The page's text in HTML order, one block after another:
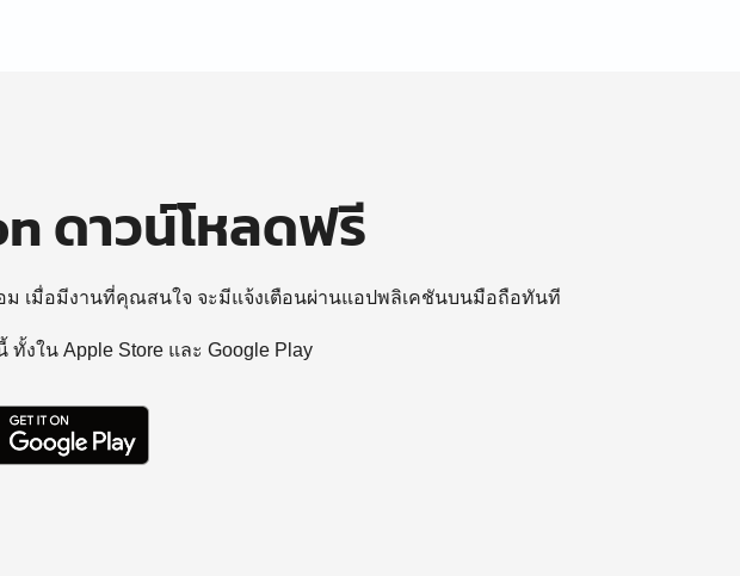
ดาวน์โหลดฟรี
ม เมื่อมีงานที่คุณสนใจ จะมีแจ้งเตือนผ่านแอปพลิเคชันบนมือถือทันที
งใน Apple Store และ Google Play